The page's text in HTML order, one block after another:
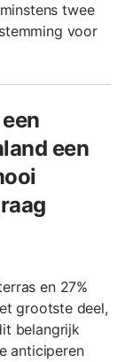
twee
voor
een
en 27%
grootste deel,
belangrijk
anticiperen